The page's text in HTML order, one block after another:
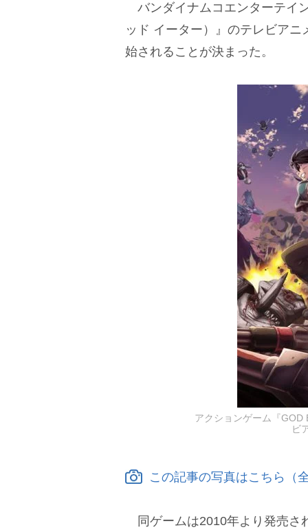
バンダイナムコエンターテイ
ッド イーター）』のテレビア
始されることが決まった。
アクションゲーム『GOD
ビ
この記事の写真はこちら（
同ゲームは2010年より発売さ